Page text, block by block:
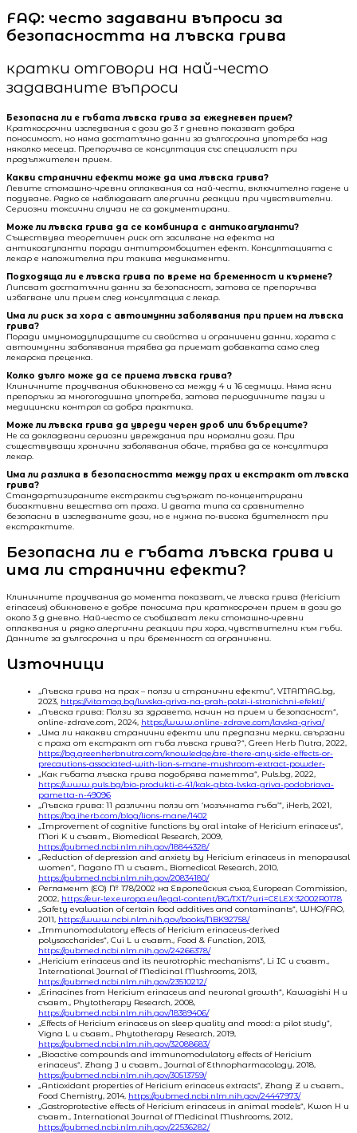
FAQ: често задавани въпроси за
безопасността на лъвска грива
кратки отговори на най-често
задаваните въпроси
Безопасна ли е гъбата лъвска грива за ежедневен прием?
Краткосрочни изследвания с дози до 3 г дневно показват добра
поносимост, но няма достатъчно данни за дългосрочна употреба над
няколко месеца. Препоръчва се консултация със специалист при
продължителен прием.
Какви странични ефекти може да има лъвска грива?
Левите стомашно-чревни оплаквания са най-чести, включително гадене и
подуване. Рядко се наблюдават алергични реакции при чувствителни.
Сериозни токсични случаи не са документирани.
Може ли лъвска грива да се комбинира с антикоагуланти?
Съществува теоретичен риск от засилване на ефекта на
антикоагуланти поради антитромбоцитен ефект. Консултацията с
лекар е наложителна при такива медикаменти.
Подходяща ли е лъвска грива по време на бременност и кърмене?
Липсват достатъчни данни за безопасност, затова се препоръчва
избягване или прием след консултация с лекар.
Има ли риск за хора с автоимунни заболявания при прием на лъвска
грива?
Поради имуномодулиращите си свойства и ограничени данни, хората с
автоимунни заболявания трябва да приемат добавката само след
лекарска преценка.
Колко дълго може да се приема лъвска грива?
Клиничните проучвания обикновено са между 4 и 16 седмици. Няма ясни
препоръки за многогодишна употреба, затова периодичните паузи и
медицински контрол са добра практика.
Може ли лъвска грива да увреди черен дроб или бъбреците?
Не са докладвани сериозни увреждания при нормални дози. При
съществуващи хронични заболявания обаче, трябва да се консултира
лекар.
Има ли разлика в безопасността между прах и екстракт от лъвска
грива?
Стандартизираните екстракти съдържат по-концентрирани
биоактивни вещества от праха. И двата типа са сравнително
безопасни в изследваните дози, но е нужна по-висока бдителност при
екстрактите.
Безопасна ли е гъбата лъвска грива и
има ли странични ефекти?
Клиничните проучвания до момента показват, че лъвска грива (Hericium
erinaceus) обикновено е добре поносима при краткосрочен прием в дози до
около 3 g дневно. Най-често се съобщават леки стомашно-чревни
оплаквания и рядко алергични реакции при хора, чувствителни към гъби.
Данните за дългосрочна и при бременност са ограничени.
Източници
„Лъвска грива на прах – ползи и странични ефекти“, VITAMAG.bg,
2023, https://vitamag.bg/luvska-griva-na-prah-polzi-i-stranichni-efekti/
„Лъвска грива: Ползи за здравето, начин на прием и безопасност“,
online-zdrave.com, 2024, https://www.online-zdrave.com/lavska-griva/
„Има ли някакви странични ефекти или предпазни мерки, свързани
с праха от екстракт от гъба лъвска грива?“, Green Herb Nutra, 2022,
https://bg.greenherbnutra.com/knowledge/are-there-any-side-effects-or-
precautions-associated-with-lion-s-mane-mushroom-extract-powder-
„Как гъбата лъвска грива подобрява паметта“, Puls.bg, 2022,
https://www.puls.bg/bio-produkti-c-41/kak-gbta-lvska-griva-podobriava-
pametta-n-49096
„Лъвска грива: 11 различни ползи от ‘мозъчната гъба’“, iHerb, 2021,
https://bg.iherb.com/blog/lions-mane/1402
„Improvement of cognitive functions by oral intake of Hericium erinaceus“,
Mori K и съавт., Biomedical Research, 2009,
https://pubmed.ncbi.nlm.nih.gov/18844328/
„Reduction of depression and anxiety by Hericium erinaceus in menopausal
women“, Nagano M и съавт., Biomedical Research, 2010,
https://pubmed.ncbi.nlm.nih.gov/20834180/
Регламент (ЕО) № 178/2002 на Европейския съюз, European Commission,
2002, https://eur-lex.europa.eu/legal-content/BG/TXT/?uri=CELEX:32002R0178
„Safety evaluation of certain food additives and contaminants“, WHO/FAO,
2011, https://www.ncbi.nlm.nih.gov/books/NBK92758/
„Immunomodulatory effects of Hericium erinaceus-derived
polysaccharides“, Cui L и съавт., Food & Function, 2013,
https://pubmed.ncbi.nlm.nih.gov/24266378/
„Hericium erinaceus and its neurotrophic mechanisms“, Li IC и съавт.,
International Journal of Medicinal Mushrooms, 2013,
https://pubmed.ncbi.nlm.nih.gov/23510212/
„Erinacines from Hericium erinaceus and neuronal growth“, Kawagishi H и
съавт., Phytotherapy Research, 2008,
https://pubmed.ncbi.nlm.nih.gov/18389406/
„Effects of Hericium erinaceus on sleep quality and mood: a pilot study“,
Vigna L и съавт., Phytotherapy Research, 2019,
https://pubmed.ncbi.nlm.nih.gov/32088683/
„Bioactive compounds and immunomodulatory effects of Hericium
erinaceus“, Zhang J и съавт., Journal of Ethnopharmacology, 2018,
https://pubmed.ncbi.nlm.nih.gov/30513759/
„Antioxidant properties of Hericium erinaceus extracts“, Zhang Z и съавт.,
Food Chemistry, 2014, https://pubmed.ncbi.nlm.nih.gov/24447973/
„Gastroprotective effects of Hericium erinaceus in animal models“, Kwon H и
съавт., International Journal of Medicinal Mushrooms, 2012,
https://pubmed.ncbi.nlm.nih.gov/22536282/